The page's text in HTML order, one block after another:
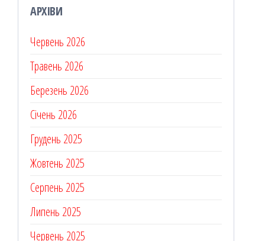
АРХІВИ
Червень 2026
Травень 2026
Березень 2026
Січень 2026
Грудень 2025
Жовтень 2025
Серпень 2025
Липень 2025
Червень 2025